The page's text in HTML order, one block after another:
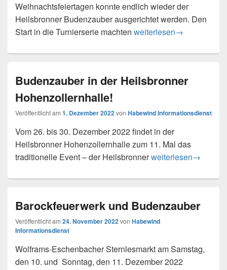
Weihnachtsfeiertagen konnte endlich wieder der
Heilsbronner Budenzauber ausgerichtet werden. Den
Start in die Turnierserie machten Heilsbronner
weiterlesen→
Budenzauber in der Heilsbronner
Hohenzollernhalle!
Veröffentlicht am 1. Dezember 2022von Habewind Informationsdienst
Vom 26. bis 30. Dezember 2022 findet in der
Heilsbronner Hohenzollernhalle zum 11. Mal das
traditionelle Event – der HeilsbronnerBudenzauber in der
weiterlesen→
Barockfeuerwerk und Budenzauber
Veröffentlicht am 24. November 2022von Habewind
Informationsdienst
Wolframs-Eschenbacher Sternlesmarkt am Samstag,
den 10. und Sonntag, den 11. Dezember 2022